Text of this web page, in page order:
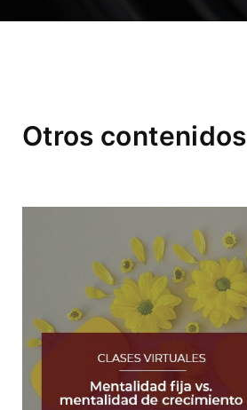
Otros contenidos